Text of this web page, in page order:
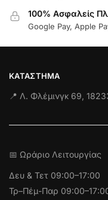
100% Ασφαλείς
Google Pay, Apple
ΚΑΤΆΣΤΗΜΑ
📍 Λ. Φλέμινγκ 69,
📅 Ωράριο Λειτουργίας
Δευ & Τετ 09:00–17:00
Τρ–Πέμ-Παρ